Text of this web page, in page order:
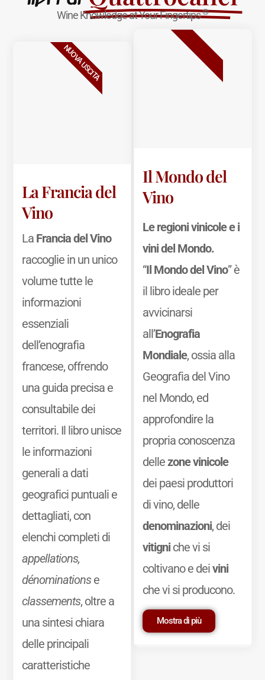
Wine Knowledge at Your Fingertips®
La Francia del
Vino
La Francia del Vino
raccoglie in un unico
volume tutte le
informazioni
essenziali
dell’enografia
francese, offrendo
una guida precisa e
consultabile dei
territori. Il libro unisce
le informazioni
generali a dati
geografici puntuali e
dettagliati, con
elenchi completi di
appellations,
dénominationse
classements, oltre a
una sintesi chiara
delle principali
caratteristiche
NUOVA USCITA
Il Mondo del
Vino
Le regioni vinicole e i
vini del Mondo.
“Il Mondo del Vino” è
il libro ideale per
avvicinarsi
all’Enografia
Mondiale, ossia alla
Geografia del Vino
nel Mondo, ed
approfondire la
propria conoscenza
dellezone vinicole
dei paesi produttori
di vino, delle
denominazioni, dei
vitigniche vi si
coltivano e deivini
che vi si producono.
Mostra di più
BESTSELLER